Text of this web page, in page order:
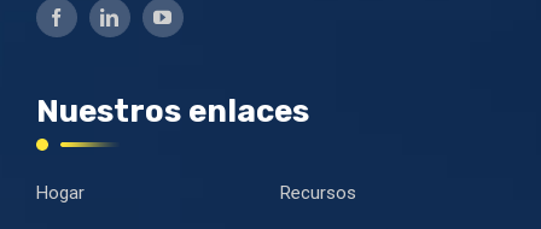
Nuestros enlaces
Hogar Recursos